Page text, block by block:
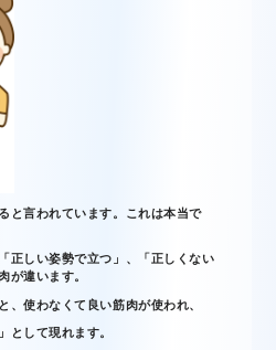
と言われています。これは本当で
正しい姿勢で立つ」、「正しくない
が違います。
、使わなくて良い筋肉が使われ、
として現れます。